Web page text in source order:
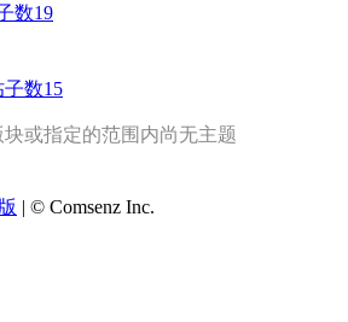
19
15
块或指定的范围内尚无主题
| © Comsenz Inc.